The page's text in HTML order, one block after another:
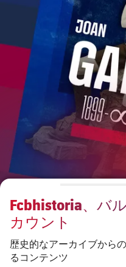
女子サッカー
plusicon
label.aria.plus
スケジュール
チケット
順位表
バルサAtlètic
plusicon
label.aria.plus
スケジュール
チケット
結果
PLUSICON
LABEL.ARIA.PLUS
トップチーム
plusicon
label.aria.plus
スケジュール
チケット
結果
順位表
PLUSICON
LABEL.ARIA.PLUS
トップチーム
スケジュール
チケット
PLUSICON
LABEL.ARIA.PLUS
トップチーム
plusicon
label.aria.plus
Fcbhistoria、バ
カウント
歴史的なアーカイブから
るコンテンツ